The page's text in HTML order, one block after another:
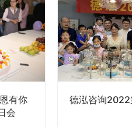
更团
天。
有你
会
德泓咨询2022